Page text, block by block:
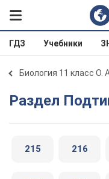
ГДЗ Учебники
Биология 11 класс О.
Раздел
215 216